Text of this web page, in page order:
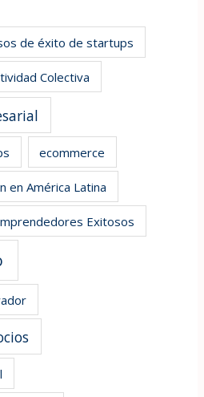
de éxito de startups
Colectiva
ecommerce
en América Latina
Exitosos